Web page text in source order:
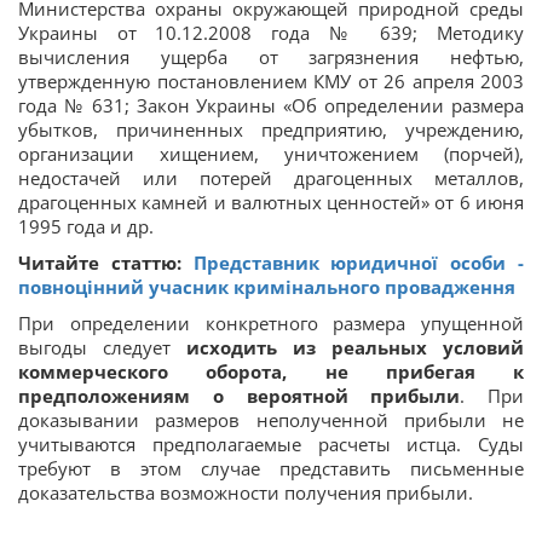
Министерства охраны окружающей природной среды
Украины от 10.12.2008 года № 639; Методику
вычисления ущерба от загрязнения нефтью,
утвержденную постановлением КМУ от 26 апреля 2003
года № 631; Закон Украины «Об определении размера
убытков, причиненных предприятию, учреждению,
организации хищением, уничтожением (порчей),
недостачей или потерей драгоценных металлов,
драгоценных камней и валютных ценностей» от 6 июня
1995 года и др.
Читайте статтю: Представник юридичної особи -
повноцінний учасник кримінального провадження
При определении конкретного размера упущенной
выгоды следует исходить из реальных условий
коммерческого оборота, не прибегая к
предположениям о вероятной прибыли. При
доказывании размеров неполученной прибыли не
учитываются предполагаемые расчеты истца. Суды
требуют в этом случае представить письменные
доказательства возможности получения прибыли.